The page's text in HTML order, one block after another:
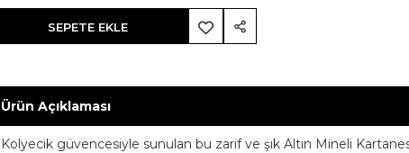
SEPETE EKLE
Ürün Açıklaması
Kolyecik güvencesiyle sunulan bu zarif ve şık Altın Mineli